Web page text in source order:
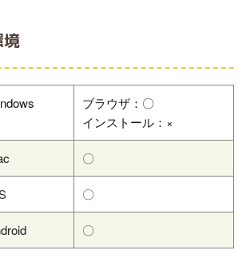
ブラウザ：〇
インストール：×
〇
〇
〇